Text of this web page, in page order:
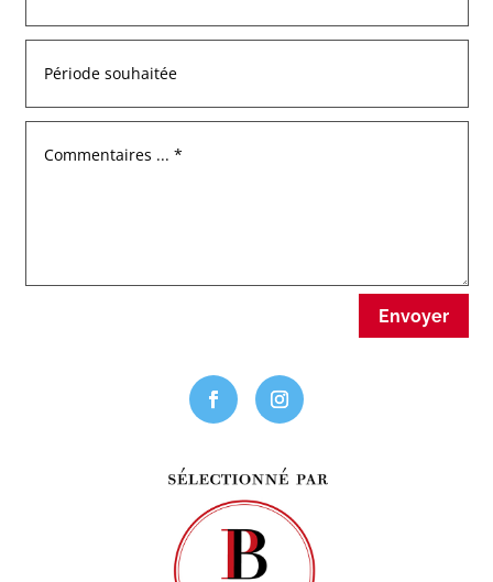
Envoyer